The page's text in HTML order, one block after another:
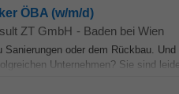
ÖBA (w/m/d)
ZT GmbH - Baden bei Wien
Sanierungen oder dem Rückbau.
Unternehmen? Sie sind